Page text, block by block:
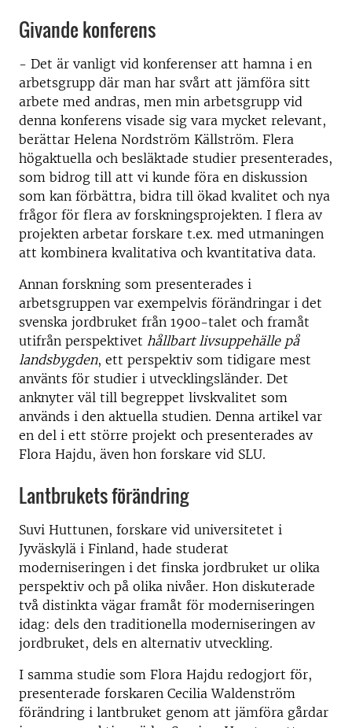
Givande konferens
- Det är vanligt vid konferenser att hamna i en
arbetsgrupp där man har svårt att jämföra sitt
arbete med andras, men min arbetsgrupp vid
denna konferens visade sig vara mycket relevant,
berättar Helena Nordström Källström. Flera
högaktuella och besläktade studier presenterades,
som bidrog till att vi kunde föra en diskussion
som kan förbättra, bidra till ökad kvalitet och nya
frågor för flera av forskningsprojekten. I flera av
projekten arbetar forskare t.ex. med utmaningen
att kombinera kvalitativa och kvantitativa data.
Annan forskning som presenterades i
arbetsgruppen var exempelvis förändringar i det
svenska jordbruket från 1900-talet och framåt
utifrån perspektivet hållbart livsuppehälle på
landsbygden, ett perspektiv som tidigare mest
använts för studier i utvecklingsländer. Det
anknyter väl till begreppet livskvalitet som
används i den aktuella studien. Denna artikel var
en del i ett större projekt och presenterades av
Flora Hajdu, även hon forskare vid SLU.
Lantbrukets förändring
Suvi Huttunen, forskare vid universitetet i
Jyväskylä i Finland, hade studerat
moderniseringen i det finska jordbruket ur olika
perspektiv och på olika nivåer. Hon diskuterade
två distinkta vägar framåt för moderniseringen
idag: dels den traditionella moderniseringen av
jordbruket, dels en alternativ utveckling.
I samma studie som Flora Hajdu redogjort för,
presenterade forskaren Cecilia Waldenström
förändring i lantbruket genom att jämföra gårdar